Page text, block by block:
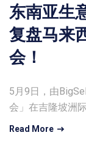
东南亚生
复盘马来
会！
5月9日，由
会」在吉隆坡洲
Read More